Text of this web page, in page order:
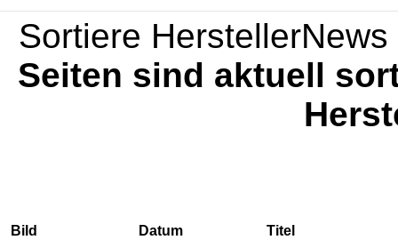
Sortiere
Seiten sind aktuell
Bild Datum
Titel